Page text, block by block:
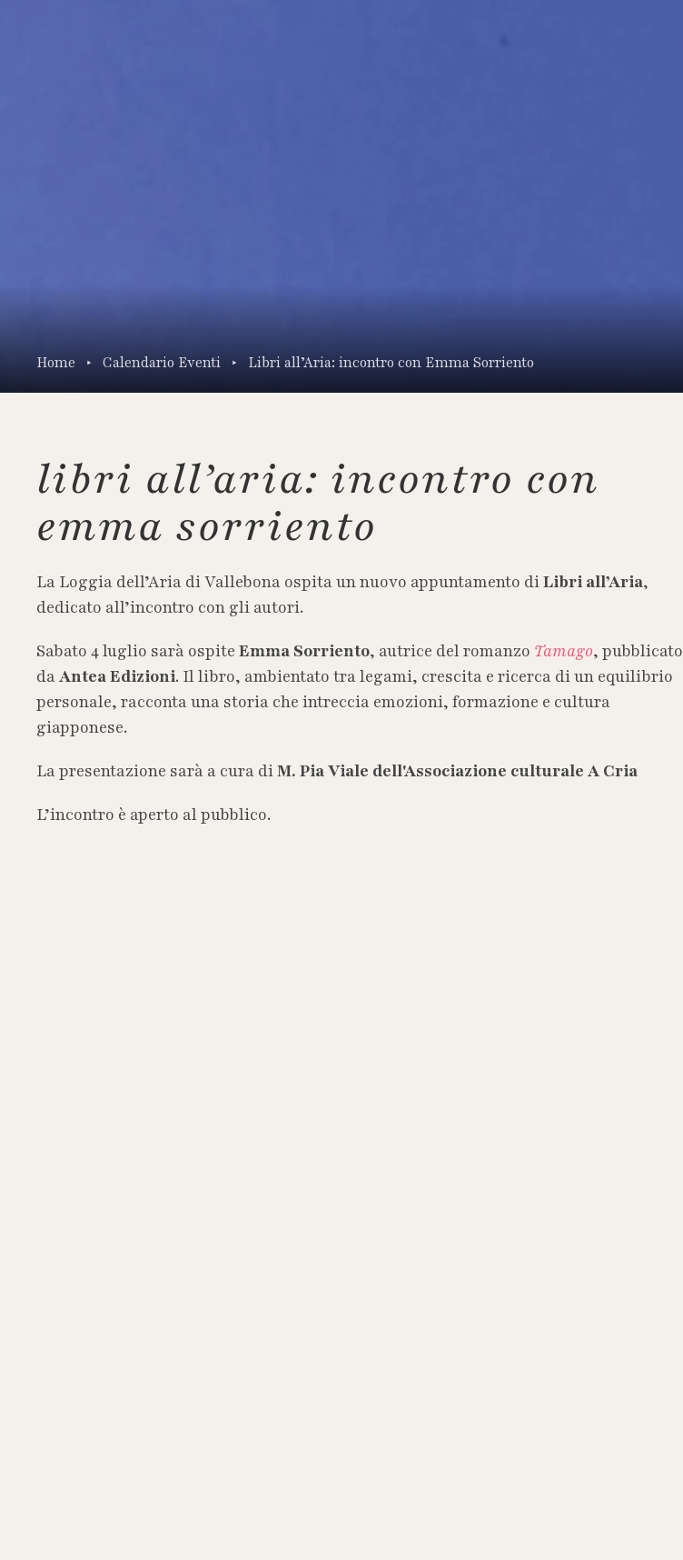
Home Calendario Eventi Libri all’Aria: incontro con Emma Sorriento
libri all’aria: incontro con
emma sorriento
La Loggia dell’Aria di Vallebona ospita un nuovo appuntamento diLibri all’Aria,
dedicato all’incontro con gli autori.
Sabato 4 luglio sarà ospite Emma Sorriento, autrice del romanzo Tamago, pubblicato
daAntea Edizioni. Il libro, ambientato tra legami, crescita e ricerca di un equilibrio
personale, racconta una storia che intreccia emozioni, formazione e cultura
giapponese.
La presentazione sarà a cura diM. Pia Viale dell'Associazione culturale A Cria
L’incontro è aperto al pubblico.